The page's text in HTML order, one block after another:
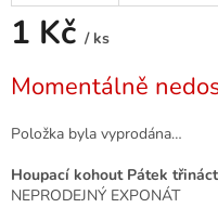
1 Kč / ks
cena:
Momentálně
Položka byla vyprodána…
Houpací kohout Pátek
NEPRODEJNÝ EXPONÁT